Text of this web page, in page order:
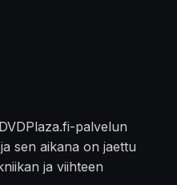
palvelun
sen aikana on jaettu
ja viihteen